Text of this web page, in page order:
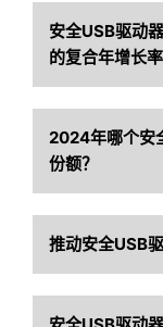
安全USB驱动
的复合年增长
2024年哪个安
份额？
推动安全USB